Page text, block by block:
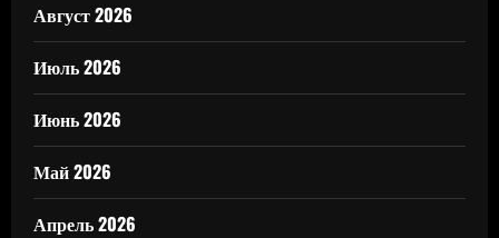
Август 2026
Июль 2026
Июнь 2026
Май 2026
Апрель 2026